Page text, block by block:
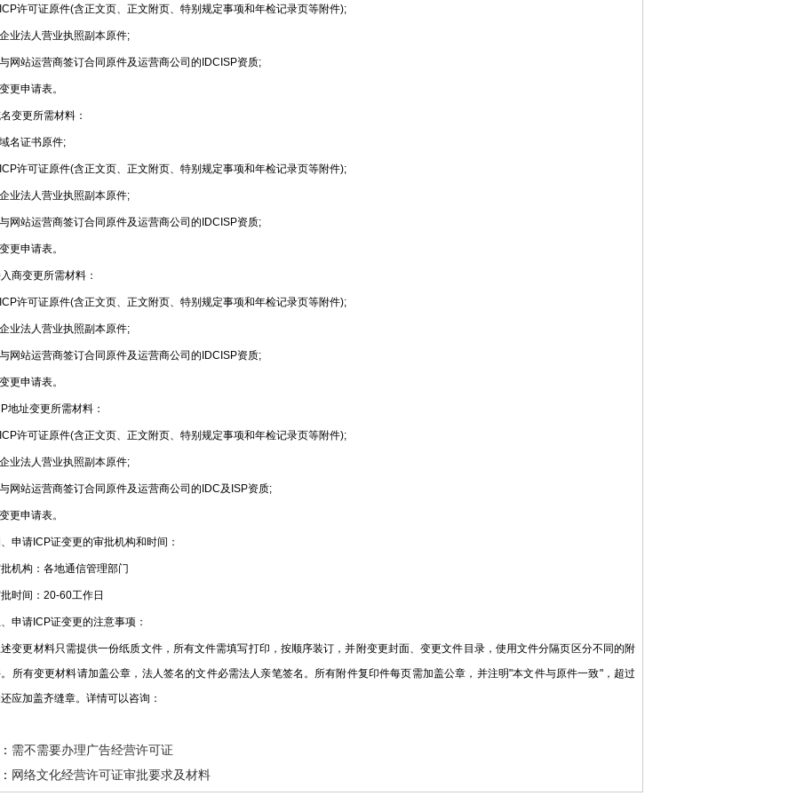
许可证原件(含正文页、正文附页、特别规定事项和年检记录页等附件);
法人营业执照副本原件;
站运营商签订合同原件及运营商公司的IDCISP资质;
申请表。
更所需材料：
证书原件;
许可证原件(含正文页、正文附页、特别规定事项和年检记录页等附件);
法人营业执照副本原件;
站运营商签订合同原件及运营商公司的IDCISP资质;
申请表。
变更所需材料：
许可证原件(含正文页、正文附页、特别规定事项和年检记录页等附件);
法人营业执照副本原件;
站运营商签订合同原件及运营商公司的IDCISP资质;
申请表。
址变更所需材料：
许可证原件(含正文页、正文附页、特别规定事项和年检记录页等附件);
法人营业执照副本原件;
站运营商签订合同原件及运营商公司的IDC及ISP资质;
申请表。
请ICP证变更的审批机构和时间：
构：各地通信管理部门
间：20-60工作日
请ICP证变更的注意事项：
更材料只需提供一份纸质文件，所有文件需填写打印，按顺序装订，并附变更封面、变更文件目录，使用文件分隔页区分不同的附
所有变更材料请加盖公章，法人签名的文件必需法人亲笔签名。所有附件复印件每页需加盖公章，并注明"本文件与原件一致"，超过
应加盖齐缝章。详情可以咨询：
需不需要办理广告经营许可证
网络文化经营许可证审批要求及材料